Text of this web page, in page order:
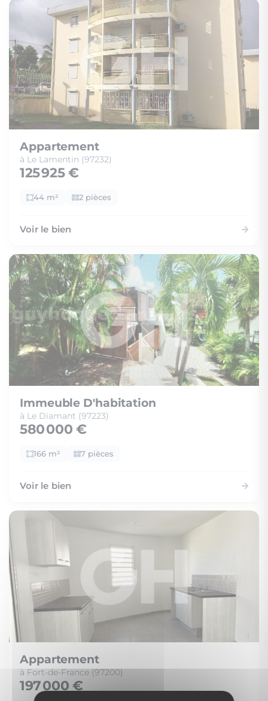
Appartement
à Le Lamentin (97232)
125 925 €
44 m² 2 pièces
Voir le bien
Immeuble D'habitation
à Le Diamant (97223)
580 000 €
166 m² 7 pièces
Voir le bien
Appartement
à Fort-de-France (97200)
197 000 €